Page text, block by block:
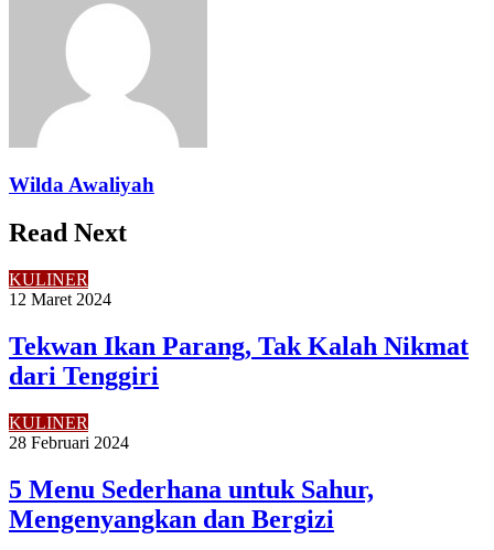
Wilda Awaliyah
Read Next
KULINER
12 Maret 2024
Tekwan Ikan Parang, Tak Kalah Nikmat
dari Tenggiri
KULINER
28 Februari 2024
5 Menu Sederhana untuk Sahur,
Mengenyangkan dan Bergizi